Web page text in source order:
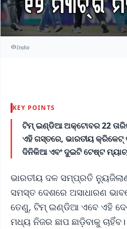
India
KEY POINTS
ଟିମ୍ ଇଣ୍ଡିଆ ଅକ୍ଟୋବର 22
ଏହି ଗସ୍ତରେ, ଭାରତୀୟ କ୍ରିକେଟ୍
ଦିନିକିଆ ଏବଂ ଦୁଇଟି ଟେଷ୍ଟ
ଭାରତୀୟ ଦଳ ସମ୍ପ୍ରତି
ସମସ୍ତ ଦେଶରେ ଅସାଧାରଣ
ତେଣୁ, ଟିମ୍ ଇଣ୍ଡିଆ ଏବେ ଏହି
ମଧ୍ୟ ନିଜର ଛାପ ଛାଡ଼ିବାକୁ